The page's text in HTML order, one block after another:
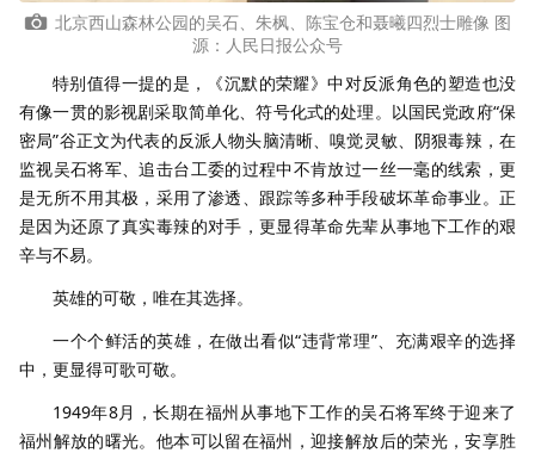
北京西山森林公园的吴石、朱枫、陈宝仓和聂曦四烈士雕像 图
源：人民日报公众号
特别值得一提的是，《沉默的荣耀》中对反派角色的塑造也没
有像一贯的影视剧采取简单化、符号化式的处理。以国民党政府“保
密局”谷正文为代表的反派人物头脑清晰、嗅觉灵敏、阴狠毒辣，在
监视吴石将军、追击台工委的过程中不肯放过一丝一毫的线索，更
是无所不用其极，采用了渗透、跟踪等多种手段破坏革命事业。正
是因为还原了真实毒辣的对手，更显得革命先辈从事地下工作的艰
辛与不易。
英雄的可敬，唯在其选择。
一个个鲜活的英雄，在做出看似“违背常理”、充满艰辛的选择
中，更显得可歌可敬。
1949年8月，长期在福州从事地下工作的吴石将军终于迎来了
福州解放的曙光。他本可以留在福州，迎接解放后的荣光，安享胜